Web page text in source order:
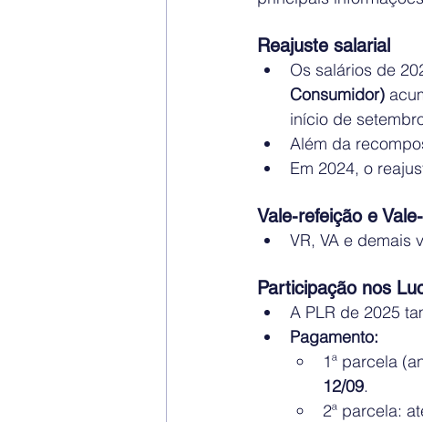
Reajuste salarial
Os salários de
Consumidor)
início de
Além da
Em 2024, o
Vale-refeição e
VR, VA e demais
Participação nos
A PLR de 2025
Pagamento:
1ª parcela
12/09.
2ª parcela: